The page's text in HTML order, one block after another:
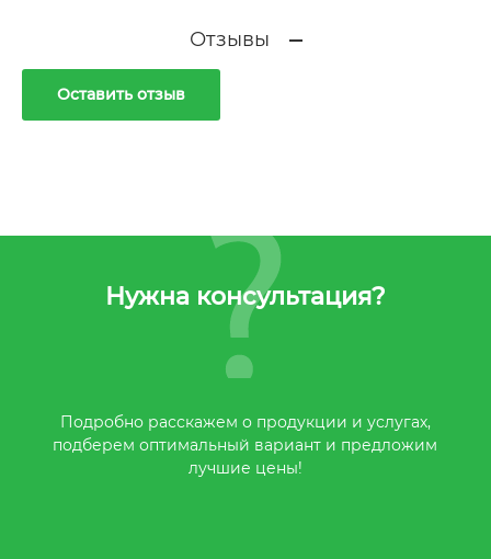
Отзывы
Оставить отзыв
Нужна консультация?
Подробно расскажем о продукции и услугах,
подберем оптимальный вариант и предложим
лучшие цены!